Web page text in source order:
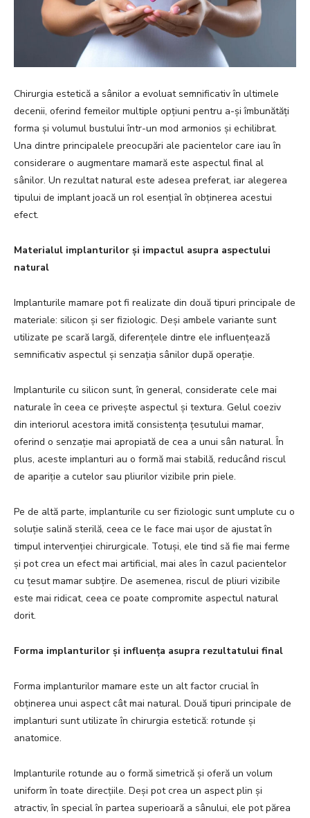
Chirurgia estetică a sânilor a evoluat semnificativ în ultimele
decenii, oferind femeilor multiple opțiuni pentru a-și îmbunătăți
forma și volumul bustului într-un mod armonios și echilibrat.
Una dintre principalele preocupări ale pacientelor care iau în
considerare o augmentare mamară este aspectul final al
sânilor. Un rezultat natural este adesea preferat, iar alegerea
tipului de implant joacă un rol esențial în obținerea acestui
efect.
Materialul implanturilor și impactul asupra aspectului
natural
Implanturile mamare pot fi realizate din două tipuri principale de
materiale: silicon și ser fiziologic. Deși ambele variante sunt
utilizate pe scară largă, diferențele dintre ele influențează
semnificativ aspectul și senzația sânilor după operație.
Implanturile cu silicon sunt, în general, considerate cele mai
naturale în ceea ce privește aspectul și textura. Gelul coeziv
din interiorul acestora imită consistența țesutului mamar,
oferind o senzație mai apropiată de cea a unui sân natural. În
plus, aceste implanturi au o formă mai stabilă, reducând riscul
de apariție a cutelor sau pliurilor vizibile prin piele.
Pe de altă parte, implanturile cu ser fiziologic sunt umplute cu o
soluție salină sterilă, ceea ce le face mai ușor de ajustat în
timpul intervenției chirurgicale. Totuși, ele tind să fie mai ferme
și pot crea un efect mai artificial, mai ales în cazul pacientelor
cu țesut mamar subțire. De asemenea, riscul de pliuri vizibile
este mai ridicat, ceea ce poate compromite aspectul natural
dorit.
Forma implanturilor și influența asupra rezultatului final
Forma implanturilor mamare este un alt factor crucial în
obținerea unui aspect cât mai natural. Două tipuri principale de
implanturi sunt utilizate în chirurgia estetică: rotunde și
anatomice.
Implanturile rotunde au o formă simetrică și oferă un volum
uniform în toate direcțiile. Deși pot crea un aspect plin și
atractiv, în special în partea superioară a sânului, ele pot părea